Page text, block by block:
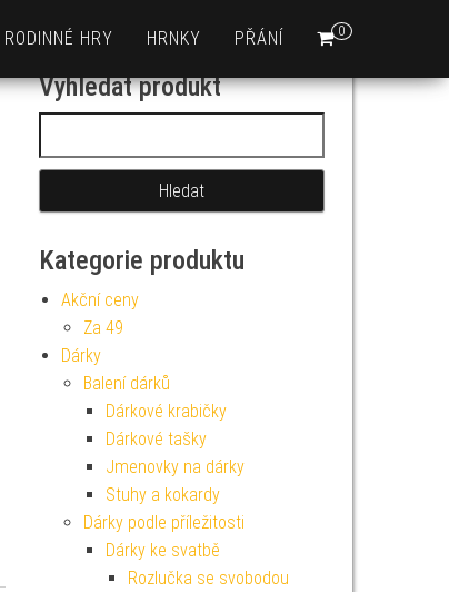
0
RODINNÉ HRY HRNKY PŘÁNÍ
Vyhledat produkt
Kategorie produktu
Akční ceny
Za 49
Dárky
Balení dárků
Dárkové krabičky
Dárkové tašky
Jmenovky na dárky
Stuhy a kokardy
Dárky podle příležitosti
Dárky ke svatbě
Rozlučka se svobodou